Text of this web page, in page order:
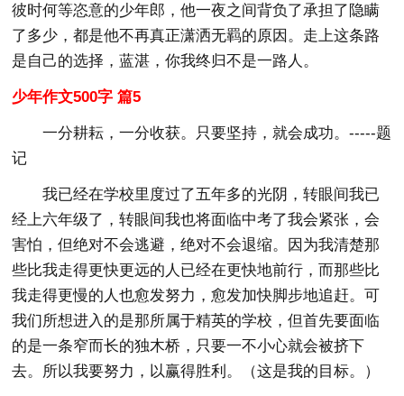
彼时何等恣意的少年郎，他一夜之间背负了承担了隐瞒
了多少，都是他不再真正潇洒无羁的原因。走上这条路
是自己的选择，蓝湛，你我终归不是一路人。
少年作文500字 篇5
一分耕耘，一分收获。只要坚持，就会成功。-----题
记
我已经在学校里度过了五年多的光阴，转眼间我已
经上六年级了，转眼间我也将面临中考了我会紧张，会
害怕，但绝对不会逃避，绝对不会退缩。因为我清楚那
些比我走得更快更远的人已经在更快地前行，而那些比
我走得更慢的人也愈发努力，愈发加快脚步地追赶。可
我们所想进入的是那所属于精英的学校，但首先要面临
的是一条窄而长的独木桥，只要一不小心就会被挤下
去。所以我要努力，以赢得胜利。（这是我的目标。）